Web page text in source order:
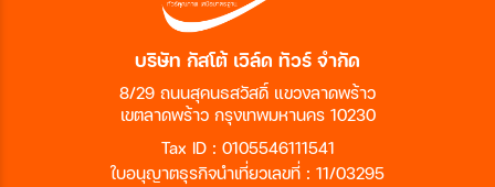
บริษัท กัสโต้ เวิล์ด ทัวร์ จำกัด
8/29 ถนนสุคนธสวัสดิ์ แขวงลาดพร้าว
เขตลาดพร้าว กรุงเทพมหานคร 10230
Tax ID : 0105546111541
ใบอนุญาตธุรกิจนำเที่ยวเลขที่ : 11/03295